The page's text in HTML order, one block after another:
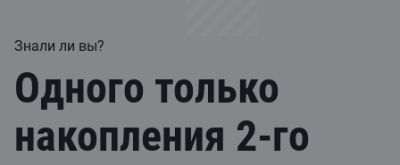
Знали ли вы?
Одного только
накопления 2-го